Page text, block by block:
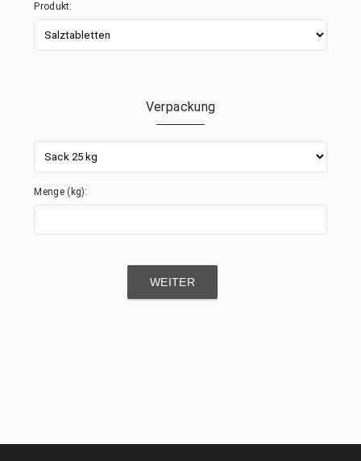
Produkt:
Verpackung
Menge ( kg):
WEITER